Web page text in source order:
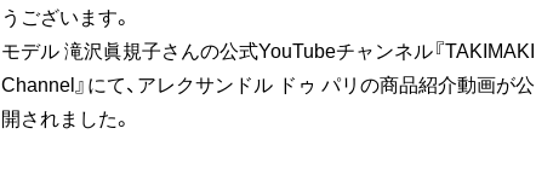
うございます。
モデル 滝沢眞規子さんの公式YouTubeチャンネル『TAKIMAKI
Channel』にて、アレクサンドル ドゥ パリの商品紹介動画が公
開されました。